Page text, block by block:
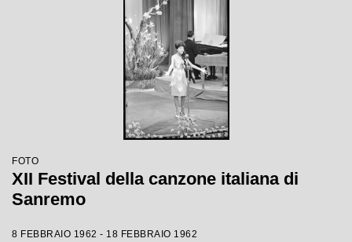
FOTO
XII Festival della canzone italiana di
Sanremo
8 FEBBRAIO 1962 - 18 FEBBRAIO 1962